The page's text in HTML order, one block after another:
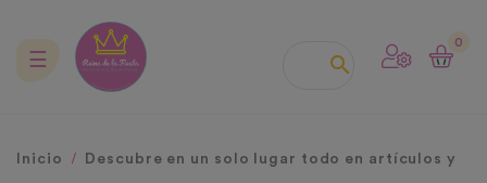

0
Navegación
☰
Inicio Descubre en un solo lugar todo en artículos y